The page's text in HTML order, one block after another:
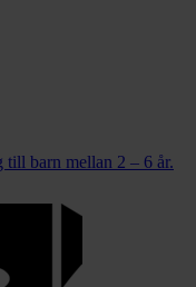
till barn mellan 2 – 6 år.